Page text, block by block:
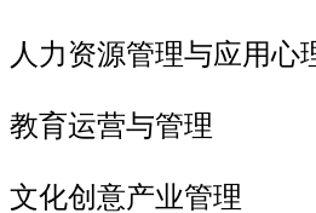
人力资源管理与应用心
教育运营与管理
文化创意产业管理